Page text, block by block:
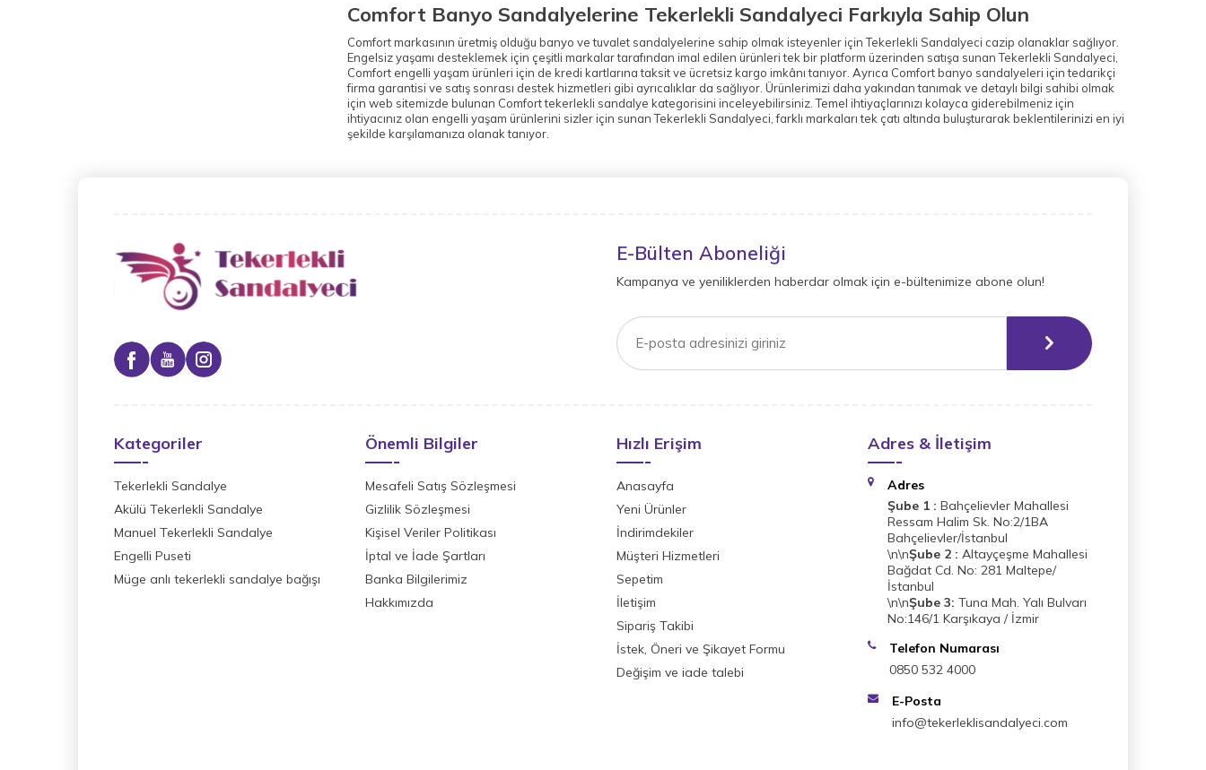
Comfort Banyo Sandalyelerine Tekerlekli Sandalyeci Farkıyla Sahip Olun
Comfort markasının üretmiş olduğu banyo ve tuvalet sandalyelerine sahip olmak isteyenler için Tekerlekli Sandalyeci cazip olanaklar sağlıyor.
Engelsiz yaşamı desteklemek için çeşitli markalar tarafından imal edilen ürünleri tek bir platform üzerinden satışa sunan Tekerlekli Sandalyeci,
Comfort engelli yaşam ürünleri için de kredi kartlarına taksit ve ücretsiz kargo imkânı tanıyor. Ayrıca Comfort banyo sandalyeleri için tedarikçi
firma garantisi ve satış sonrası destek hizmetleri gibi ayrıcalıklar da sağlıyor. Ürünlerimizi daha yakından tanımak ve detaylı bilgi sahibi olmak
için web sitemizde bulunan Comfort tekerlekli sandalye kategorisini inceleyebilirsiniz. Temel ihtiyaçlarınızı kolayca giderebilmeniz için
ihtiyacınız olan engelli yaşam ürünlerini sizler için sunan Tekerlekli Sandalyeci, farklı markaları tek çatı altında buluşturarak beklentilerinizi en iyi
şekilde karşılamanıza olanak tanıyor.
E-Bülten Aboneliği
Kampanya ve yeniliklerden haberdar olmak için e-bültenimize abone olun!
Kategoriler
Tekerlekli Sandalye
Akülü Tekerlekli Sandalye
Manuel Tekerlekli Sandalye
Engelli Puseti
Müge anlı tekerlekli sandalye bağışı
Önemli Bilgiler
Mesafeli Satış Sözleşmesi
Gizlilik Sözleşmesi
Kişisel Veriler Politikası
İptal ve İade Şartları
Banka Bilgilerimiz
Hakkımızda
Hızlı Erişim
Anasayfa
Yeni Ürünler
İndirimdekiler
Müşteri Hizmetleri
Sepetim
İletişim
Sipariş Takibi
İstek, Öneri ve Şikayet Formu
Değişim ve iade talebi
Adres & İletişim
Adres
Şube 1 : Bahçelievler Mahallesi
Ressam Halim Sk. No:2/1BA
Bahçelievler/İstanbul
\n\nŞube 2 : Altayçeşme Mahallesi
Bağdat Cd. No: 281 Maltepe/
İstanbul
\n\nŞube 3: Tuna Mah. Yalı Bulvarı
No:146/1 Karşıkaya / İzmir
Telefon Numarası
0850 532 4000
E-Posta
info@tekerleklisandalyeci.com